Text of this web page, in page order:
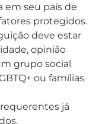
seu país de
protegidos.
deve estar
opinião
grupo social
ou famílias
já